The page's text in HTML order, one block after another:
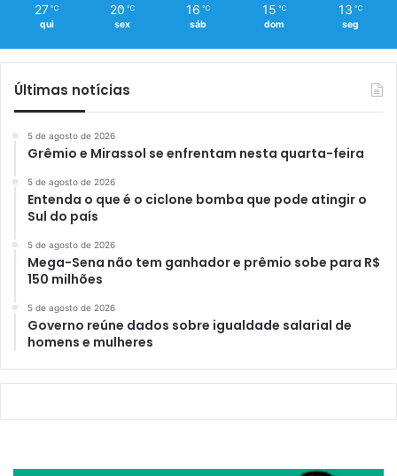
27 ℃
qui
20 ℃
sex
16 ℃
sáb
15 ℃
dom
13 ℃
seg
Últimas notícias
5 de agosto de 2026
Grêmio e Mirassol se enfrentam nesta quarta-feira
5 de agosto de 2026
Entenda o que é o ciclone bomba que pode atingir o
Sul do país
5 de agosto de 2026
Mega-Sena não tem ganhador e prêmio sobe para R$
150 milhões
5 de agosto de 2026
Governo reúne dados sobre igualdade salarial de
homens e mulheres